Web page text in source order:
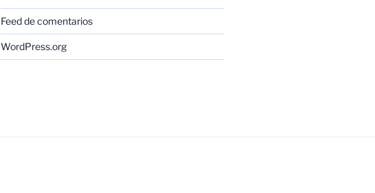
Feed de comentarios
WordPress.org